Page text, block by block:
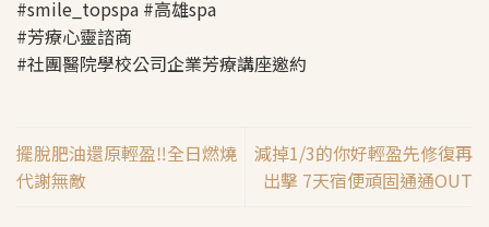
#smile_topspa #高雄spa
#芳療心靈諮商
#社團醫院學校公司企業芳療講座邀約
擺脫肥油還原輕盈‼️全日燃燒
代謝無敵
減掉1/3的你好輕盈先修復再
出擊 7天宿便頑固通通OUT